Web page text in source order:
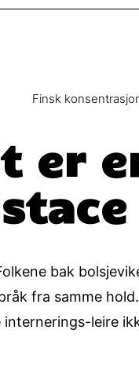
Finsk
er
bak
fra samme
internerings-leire